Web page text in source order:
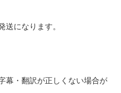
送になります。
幕・翻訳が正しくない場合が